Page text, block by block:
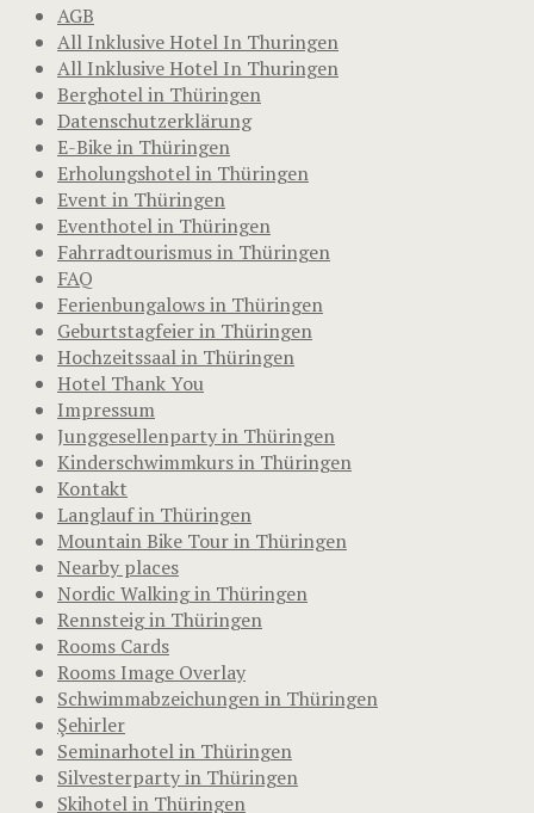
AGB
All Inklusive Hotel In Thuringen
All Inklusive Hotel In Thuringen
Berghotel in Thüringen
Datenschutzerklärung
E-Bike in Thüringen
Erholungshotel in Thüringen
Event in Thüringen
Eventhotel in Thüringen
Fahrradtourismus in Thüringen
FAQ
Ferienbungalows in Thüringen
Geburtstagfeier in Thüringen
Hochzeitssaal in Thüringen
Hotel Thank You
Impressum
Junggesellenparty in Thüringen
Kinderschwimmkurs in Thüringen
Kontakt
Langlauf in Thüringen
Mountain Bike Tour in Thüringen
Nearby places
Nordic Walking in Thüringen
Rennsteig in Thüringen
Rooms Cards
Rooms Image Overlay
Schwimmabzeichungen in Thüringen
Şehirler
Seminarhotel in Thüringen
Silvesterparty in Thüringen
Skihotel in Thüringen